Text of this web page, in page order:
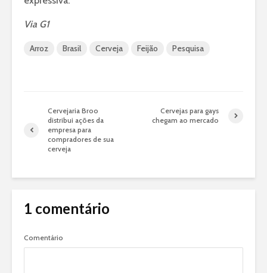
Via G1
Arroz Brasil Cerveja Feijão Pesquisa
Cervejaria Broo
distribui ações da
empresa para
compradores de sua
cerveja
Cervejas para gays
chegam ao mercado
1 comentário
Comentário